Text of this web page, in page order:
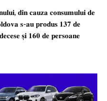
𝐝𝐢𝐧 𝐜𝐚𝐮𝐳𝐚 𝐜𝐨𝐧𝐬𝐮𝐦𝐮𝐥𝐮𝐢 𝐝𝐞
𝐬-𝐚𝐮 𝐩𝐫𝐨𝐝𝐮𝐬 𝟏𝟑𝟕 𝐝𝐞
𝐬̦𝐢 𝟏𝟔𝟎 𝐝𝐞 𝐩𝐞𝐫𝐬𝐨𝐚𝐧𝐞